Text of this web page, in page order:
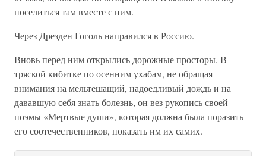
поселиться там вместе с ним.
Через Дрезден Гоголь направился в Россию.
Вновь перед ним открылись дорожные просторы. В
тряской кибитке по осенним ухабам, не обращая
внимания на мельтешащий, надоедливый дождь и на
дававшую себя знать болезнь, он вез рукопись своей
поэмы «Мертвые души», которая должна была поразить
его соотечественников, показать им их самих.